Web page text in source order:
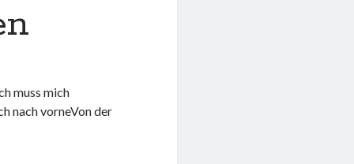
muss mich
nach vorneVon der